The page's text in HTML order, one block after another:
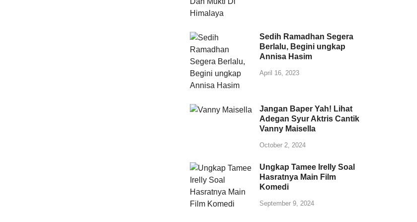
Sedih Ramadhan Segera
Berlalu, Begini ungkap
Annisa Hasim
April 16, 2023
Jangan Baper Yah! Lihat
Adegan Syur Aktris Cantik
Vanny Maisella
October 2, 2024
Ungkap Tamee Irelly Soal
Hasratnya Main Film
Komedi
September 9, 2024